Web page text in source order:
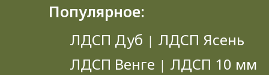
Популярное:
ЛДСП Дуб | ЛДСП Ясень
ЛДСП Венге | ЛДСП 10 мм